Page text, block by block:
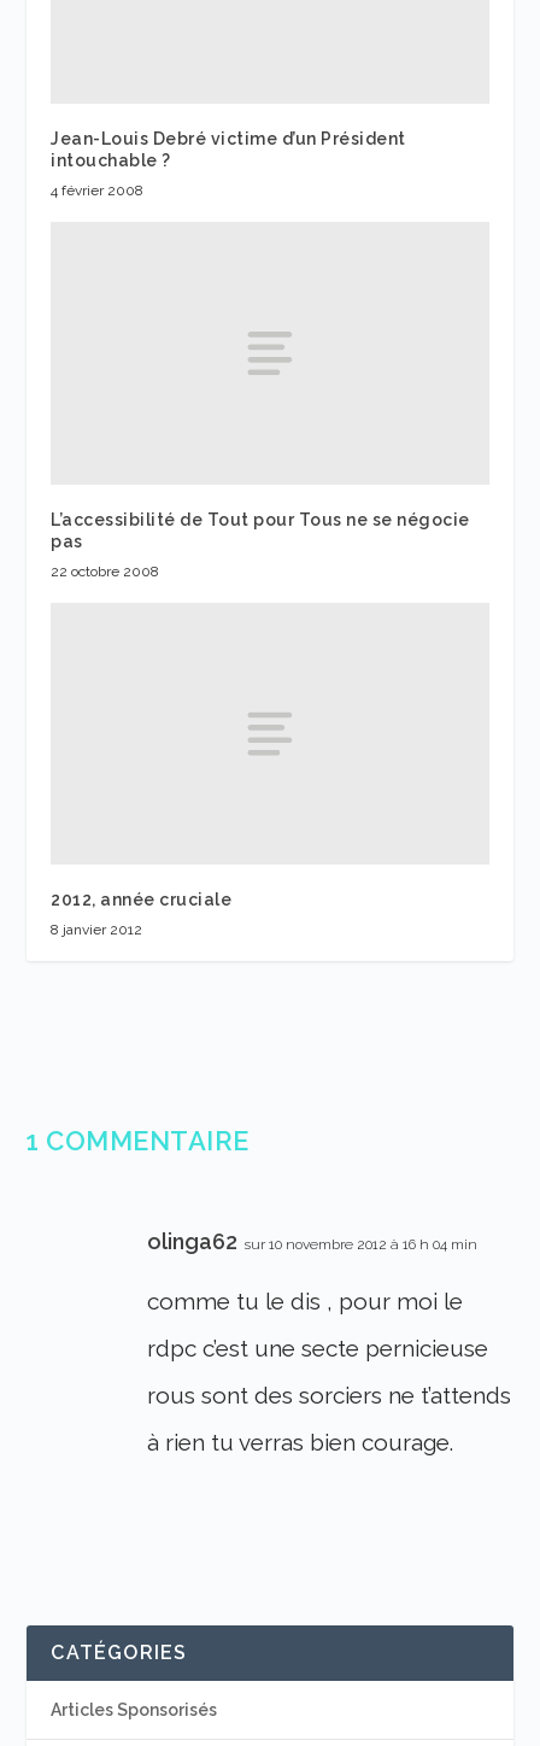
Jean-Louis Debré victime d’un Président
intouchable ?
4 février 2008
L’accessibilité de Tout pour Tous ne se négocie
pas
22 octobre 2008
2012, année cruciale
8 janvier 2012
1 COMMENTAIRE
olinga62 sur 10 novembre 2012 à 16 h 04 min
comme tu le dis , pour moi le
rdpc c’est une secte pernicieuse
rous sont des sorciers ne t’attends
à rien tu verras bien courage.
CATÉGORIES
Articles Sponsorisés